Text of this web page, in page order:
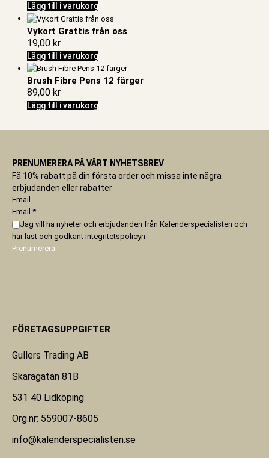
Lägg till i varukorg
Vykort Grattis från oss
19,00 kr
Lägg till i varukorg
Brush Fibre Pens 12 färger
89,00 kr
Lägg till i varukorg
PRENUMERERA PÅ VÅRT NYHETSBREV
Få 10% rabatt på din första order och missa inte några
erbjudanden eller rabatter
Email
Email *
Jag vill ha nyheter och erbjudanden från Kalenderspecialisten och
har läst och godkänt integritetspolicyn
Prenumerera
FÖRETAGSUPPGIFTER
Gullers Trading AB
Skaragatan 81B
531 40 Lidköping
Org.nr: 559007-8605
info@kalenderspecialisten.se